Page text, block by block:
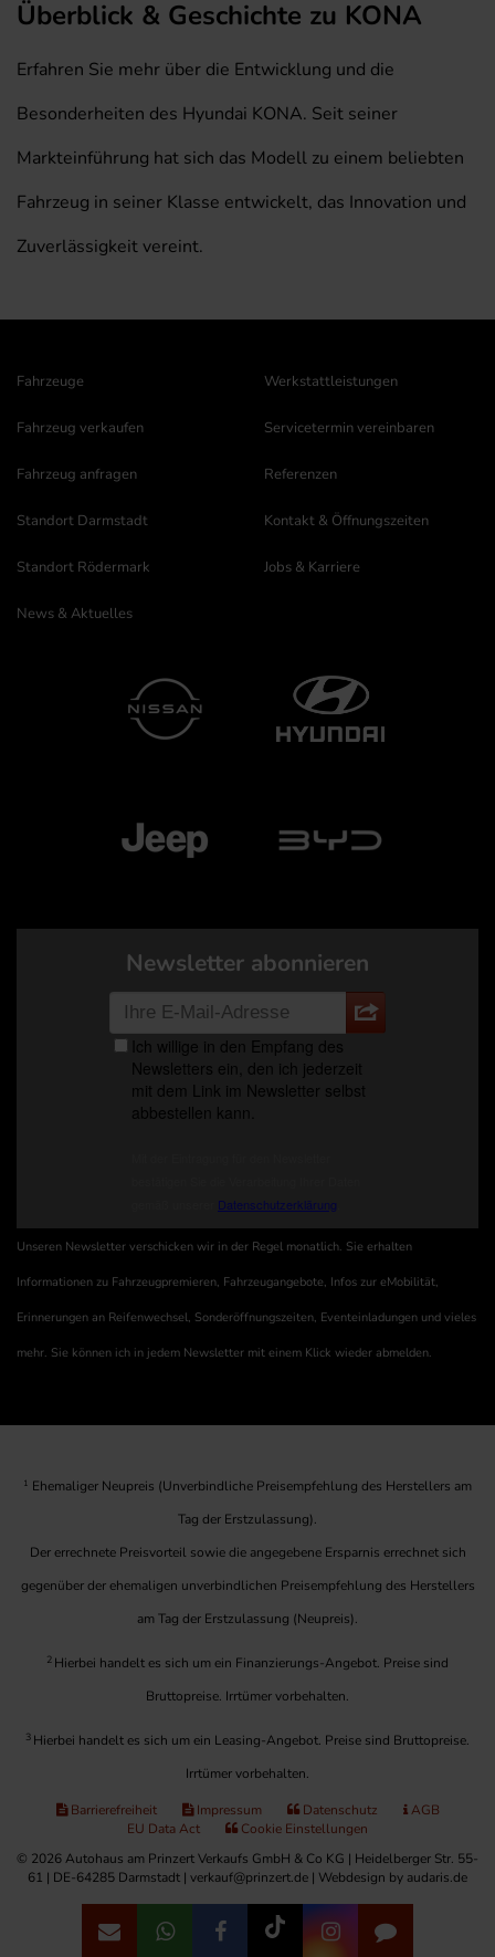
Überblick & Geschichte zu KONA
Erfahren Sie mehr über die Entwicklung und die
Besonderheiten des Hyundai KONA. Seit seiner
Markteinführung hat sich das Modell zu einem beliebten
Fahrzeug in seiner Klasse entwickelt, das Innovation und
Zuverlässigkeit vereint.
Fahrzeuge
Fahrzeug verkaufen
Fahrzeug anfragen
Werkstattleistungen
Servicetermin vereinbaren
Referenzen
Standort Darmstadt
Standort Rödermark
News & Aktuelles
Kontakt & Öffnungszeiten
Jobs & Karriere
Newsletter abonnieren
Unseren Newsletter verschicken wir in der Regel monatlich. Sie erhalten
Informationen zu Fahrzeugpremieren, Fahrzeugangebote, Infos zur eMobilität,
Erinnerungen an Reifenwechsel, Sonderöffnungszeiten, Eventeinladungen und vieles
mehr. Sie können ich in jedem Newsletter mit einem Klick wieder abmelden.
1 Ehemaliger Neupreis (Unverbindliche Preisempfehlung des Herstellers am
Tag der Erstzulassung).
Der errechnete Preisvorteil sowie die angegebene Ersparnis errechnet sich
gegenüber der ehemaligen unverbindlichen Preisempfehlung des Herstellers
am Tag der Erstzulassung (Neupreis).
2 Hierbei handelt es sich um ein Finanzierungs-Angebot. Preise sind
Bruttopreise. Irrtümer vorbehalten.
3 Hierbei handelt es sich um ein Leasing-Angebot. Preise sind Bruttopreise.
Irrtümer vorbehalten.
Barrierefreiheit Impressum Datenschutz
AGB
EU Data Act
Cookie Einstellungen
© 2026 Autohaus am Prinzert Verkaufs GmbH & Co KG | Heidelberger Str. 55-
61 | DE-64285 Darmstadt | verkauf@prinzert.de | Webdesign by audaris.de